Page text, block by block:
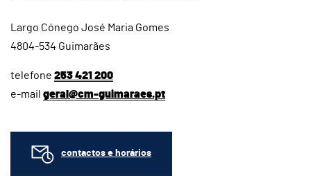
Largo Cónego José Maria Gomes
4804-534 Guimarães
telefone 253 421 200
e-mail geral@cm-guimaraes.pt
contactos e horários